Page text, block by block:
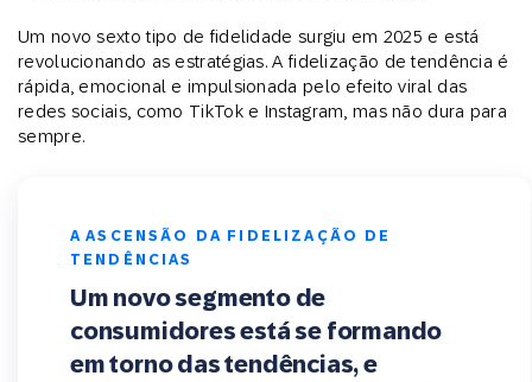
Um novo sexto tipo de fidelidade surgiu em 2025 e está
revolucionando as estratégias. A fidelização de tendência é
rápida, emocional e impulsionada pelo efeito viral das
redes sociais, como TikTok e Instagram, mas não dura para
sempre.
A ASCENSÃO DA FIDELIZAÇÃO DE
TENDÊNCIAS
Um novo segmento de
consumidores está se formando
em tornodas tendências, e